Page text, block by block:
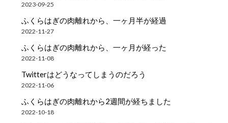
2023-09-25
ふくらはぎの肉離れから、一ヶ月半が経過
2022-11-27
ふくらはぎの肉離れから、一ヶ月が経った
2022-11-08
Twitterはどうなってしまうのだろう
2022-11-06
ふくらはぎの肉離れから2週間が経ちました
2022-10-18